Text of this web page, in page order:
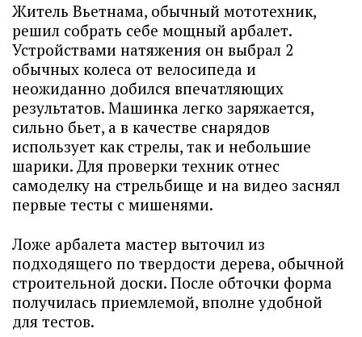
Житель Вьетнама, обычный мототехник,
решил собрать себе мощный арбалет.
Устройствами натяжения он выбрал 2
обычных колеса от велосипеда и
неожиданно добился впечатляющих
результатов. Машинка легко заряжается,
сильно бьет, а в качестве снарядов
использует как стрелы, так и небольшие
шарики. Для проверки техник отнес
самоделку на стрельбище и на видео заснял
первые тесты с мишенями.
Ложе арбалета мастер выточил из
подходящего по твердости дерева, обычной
строительной доски. После обточки форма
получилась приемлемой, вполне удобной
для тестов.